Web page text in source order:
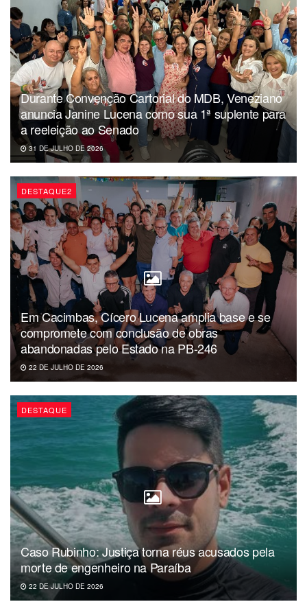
século”, destacou Gervásio Maia.
Durante Convenção Cartorial do MDB, Veneziano
anuncia Janine Lucena como sua 1ª suplente para
a reeleição ao Senado
31 DE JULHO DE 2026
DESTAQUE2
Em Cacimbas, Cícero Lucena amplia base e se
compromete com conclusão de obras
abandonadas pelo Estado na PB-246
22 DE JULHO DE 2026
DESTAQUE
Caso Rubinho: Justiça torna réus acusados pela
morte de engenheiro na Paraíba
22 DE JULHO DE 2026